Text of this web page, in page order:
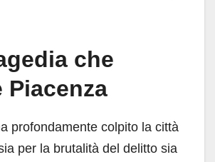
che
Piacenza
profondamente colpito la città
per la brutalità del delitto sia